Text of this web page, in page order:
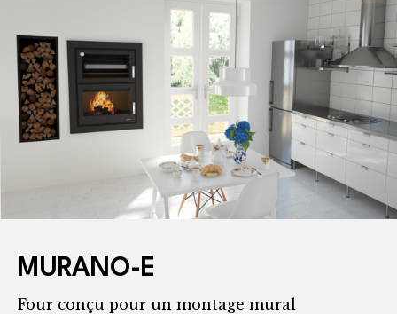
MURANO-E
Four conçu pour un montage mural